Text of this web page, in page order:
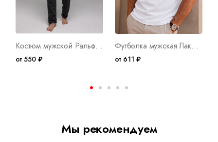
Костюм мужской Ральф 2 Арт. 9267
от 550 ₽
Футболка мужская Лакост Арт. 10723
от 611 ₽
Мы рекомендуем